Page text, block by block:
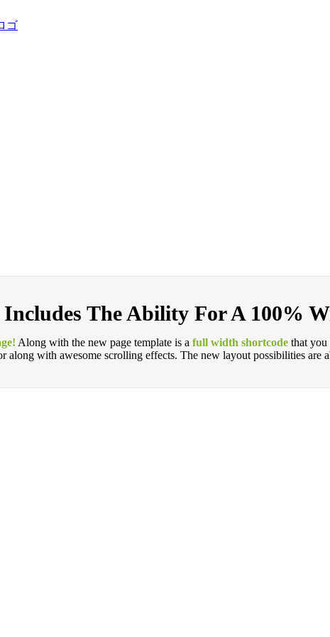
Includes The Ability For A 100%
Along with the new page template is a full width shortcodethat you
along with awesome scrolling effects. The new layout possibilities are